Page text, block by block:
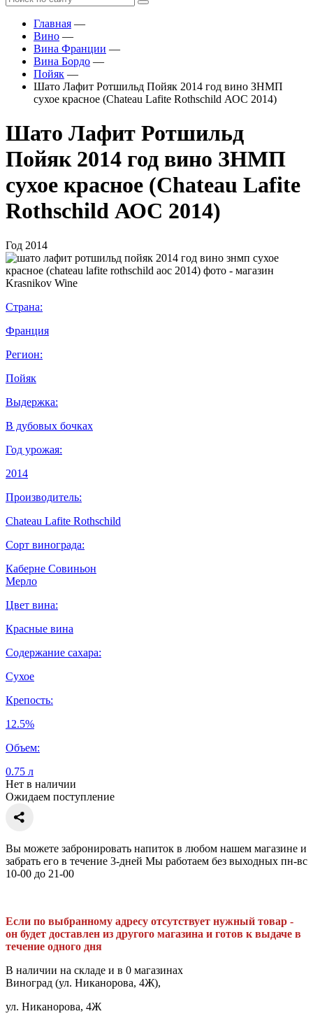
Главная —
Вино —
Вина Франции —
Вина Бордо —
Пойяк —
Шато Лафит Ротшильд Пойяк 2014 год вино ЗНМП
сухое красное (Chateau Lafite Rothschild АОС 2014)
Шато Лафит Ротшильд
Пойяк 2014 год вино ЗНМП
сухое красное (Chateau Lafite
Rothschild АОС 2014)
Год 2014
Страна:
Франция
Регион:
Пойяк
Выдержка:
В дубовых бочках
Год урожая:
2014
Производитель:
Chateau Lafite Rothschild
Сорт винограда:
Каберне Совиньон
Мерло
Цвет вина:
Красные вина
Содержание сахара:
Сухое
Крепость:
12.5%
Объем:
0.75 л
Нет в наличии
Ожидаем поступление
Вы можете забронировать напиток в любом нашем магазине и
забрать его в течение 3-дней Мы работаем без выходных пн-вс
10-00 до 21-00
Если по выбранному адресу отсутствует нужный товар -
он будет доставлен из другого магазина и готов к выдаче в
течение одного дня
В наличии на складе и в 0 магазинах
Виноград (ул. Никанорова, 4Ж),
ул. Никанорова, 4Ж